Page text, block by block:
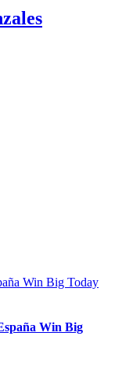
Win Big Today
Win Big